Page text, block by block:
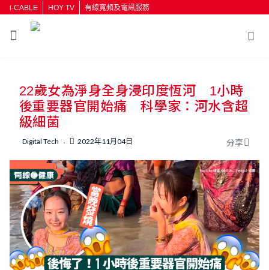
i-CABLE HOY TV 有線寬頻及電訊服務
按輸入鍵開始搜尋
22歲女為淨身全身浸印度恆河 1小時
後重要器官開始痛 科學家：河水含超
級細菌
Digital Tech 2022年11月04日 分享